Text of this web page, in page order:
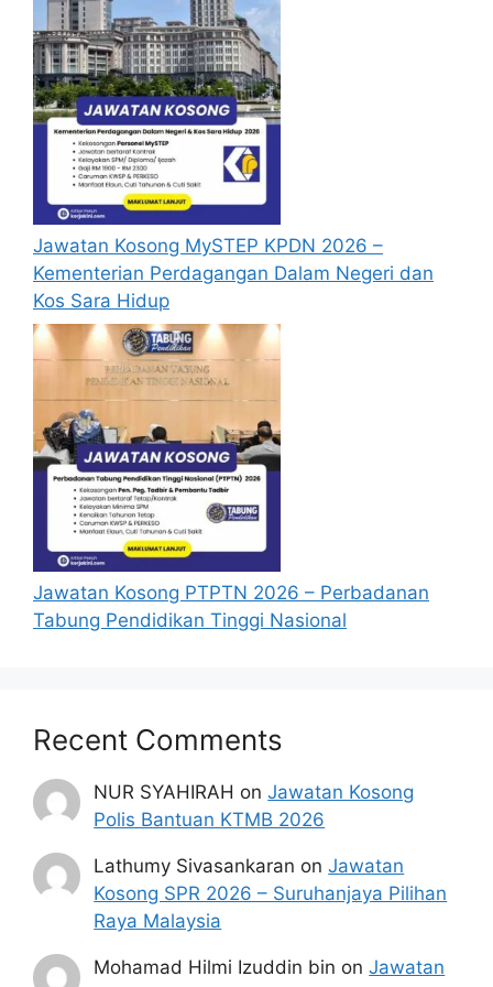
sekiranya tempoh permohonan masih
sah.
Sebelum membuat permohonan sila
pastikan anda login/register dan mengisi
segala maklumat yang diminta dengan
lengkap dan tepat.
Perlu diingatkan, hanya pemohon yang
layak sahaja akan dipanggil ke
temuduga. Sila lengkapkan dan
kemaskini maklumat anda yang telah
didaftarkan.
Permohonan yang tidak menerima
sebarang jawapan selepas
bulandari tarikh iklan ditutup hendaklah
menganggap permohonan mereka tidak
berjaya.
Senarai Jawatan Kosong BSN 2024
Penafian: Pihak kami bukan dari mana-
mana agensi Kerajaan terlibat. Maklumat
yang terdapat dalam portal kerjakini.com
adalah sahih dan diolah dari sumber rasmi
Jawatan Kosong MySTEP KPDN 2026 –
Kementerian Perdagangan Dalam Negeri dan
Kos Sara Hidup
Jawatan Kosong PTPTN 2026 – Perbadanan
Tabung Pendidikan Tinggi Nasional
Recent Comments
NUR SYAHIRAH onJawatan Kosong
Polis Bantuan KTMB 2026
Lathumy Sivasankaran onJawatan
Kosong SPR 2026 – Suruhanjaya Pilihan
Raya Malaysia
Mohamad Hilmi Izuddin bin onJawatan